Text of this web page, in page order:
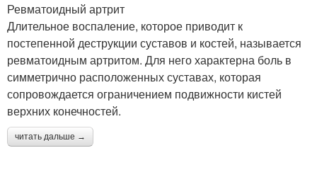
Ревматоидный артрит
Длительное воспаление, которое приводит к
постепенной деструкции суставов и костей, называется
ревматоидным артритом. Для него характерна боль в
симметрично расположенных суставах, которая
сопровождается ограничением подвижности кистей
верхних конечностей.
читать дальше →